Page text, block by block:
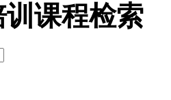
课程检索